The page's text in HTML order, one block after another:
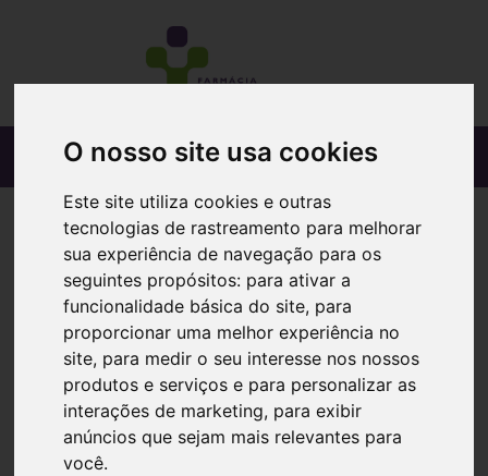
O nosso site usa cookies
Este site utiliza cookies e outras
tecnologias de rastreamento para melhorar
sua experiência de navegação para os
seguintes propósitos: para ativar a
funcionalidade básica do site, para
proporcionar uma melhor experiência no
site, para medir o seu interesse nos nossos
produtos e serviços e para personalizar as
interações de marketing, para exibir
anúncios que sejam mais relevantes para
você.